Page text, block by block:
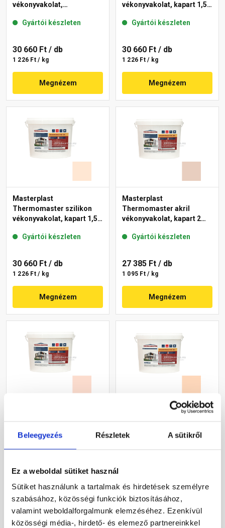
Beleegyezés Részletek A sütikről
Ez a weboldal sütiket használ
Sütiket használunk a tartalmak és hirdetések személyre
szabásához, közösségi funkciók biztosításához,
valamint weboldalforgalmunk elemzéséhez. Ezenkívül
közösségi média-, hirdető- és elemező partnereinkkel
vékonyvakolat,
20-E 25 kg
Gyártói készleten
30 660 Ft / db
1 226 Ft / kg
Megnézem
vékonyvakolat, kapart 1,5
Gyártói készleten
30 660 Ft / db
1 226 Ft / kg
Megnézem
Masterplast
Thermomaster szilikon
vékonyvakolat, kapart 1,5
Gyártói készleten
30 660 Ft / db
1 226 Ft / kg
Megnézem
Masterplast
Thermomaster akril
vékonyvakolat, kapart 2
Gyártói készleten
27 385 Ft / db
1 095 Ft / kg
Megnézem
vékonyvakolat, kapart 1,5
Gyártói készleten
1 226 Ft / kg
Megnézem
vékonyvakolat,
1 095 Ft / kg
Megnézem